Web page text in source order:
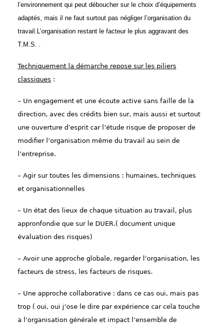
l’environnement qui peut déboucher sur le choix d’équipements
adaptés, mais il ne faut surtout pas négliger l’organisation du
travail.L’organisation restant le facteur le plus aggravant des
T.M.S. .
Techniquement la démarche repose sur les piliers
classiques :
– Un engagement et une écoute active sans faille de la
direction, avec des crédits bien sur, mais aussi et surtout
une ouverture d’esprit car l’étude risque de proposer de
modifier l’organisation même du travail au sein de
l’entreprise.
– Agir sur toutes les dimensions : humaines, techniques
et organisationnelles
– Un état des lieux de chaque situation au travail, plus
appronfondie que sur le DUER.( document unique
évaluation des risques)
– Avoir une approche globale, regarder l’organisation, les
facteurs de stress, les facteurs de risques.
– Une approche collaborative : dans ce cas oui, mais pas
trop ( oui, oui j’ose le dire par expérience car cela touche
a l’organisation générale et impact l’ensemble de